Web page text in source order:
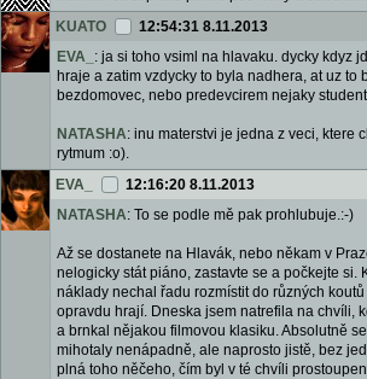
KUATO
12:54:31 8.11.2013
EVA_ : ja si toho vsiml na hlavaku. dycky kdyz
hraje a zatim vzdycky to byla nadhera, at uz to
bezdomovec, nebo predevcirem nejaky
NATASHA: inu materstvi je jedna z veci, ktere
rytmum :o).
EVA_
12:16:20 8.11.2013
NATASHA: To se podle mě pak prohlubuje.:-)
Až se dostanete na Hlavák, nebo někam v
nelogicky stát piáno, zastavte se a počkejte si.
náklady nechal řadu rozmístit do různých koutů
opravdu hrají. Dneska jsem natrefila na chvíli,
a brnkal nějakou filmovou klasiku. Absolutně
mihotaly nenápadně, ale naprosto jistě, bez
plná toho něčeho, čím byl v té chvíli